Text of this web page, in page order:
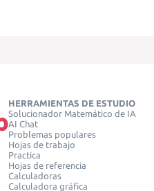
HERRAMIENTAS DE ESTUDIO
Solucionador Matemático de IA
AI Chat
Problemas populares
Hojas de trabajo
Practica
Hojas de referencia
Calculadoras
Calculadora gráfica